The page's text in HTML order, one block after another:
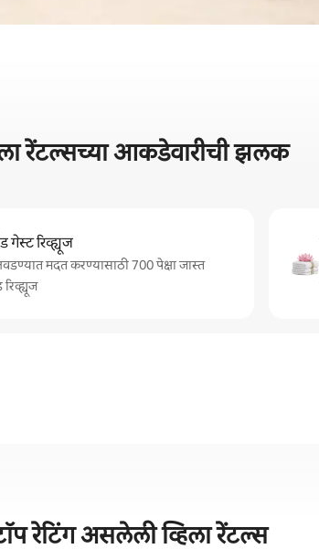
रेंटल्सच्या आकडेवारीची झलक
गेस्ट रिव्ह्यूज
मदत करण्यासाठी 700 पेक्षा जास्त
रेटिंग असलेली व्हिला रेंटल्स